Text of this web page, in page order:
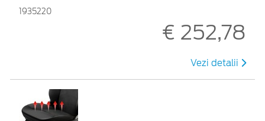
1935220
€ 252,78
Vezi detalii